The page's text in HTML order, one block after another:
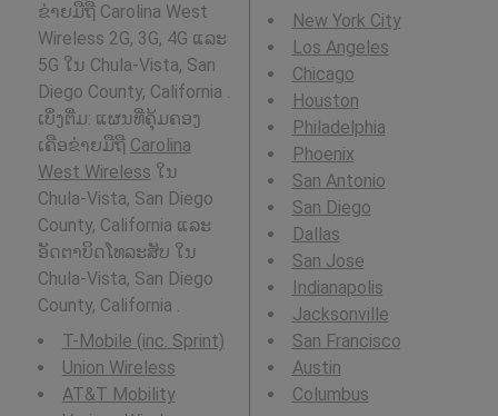
ຂ່າຍມືຖື Carolina West
Wireless 2G, 3G, 4G ແລະ
5G ໃນ Chula-Vista, San
Diego County, California .
ເບິ່ງຕື່ມ: ແຜນທີ່ຄຸ້ມຄອງ
ເຄືອຂ່າຍມືຖື Carolina
West Wireless ໃນ
Chula-Vista, San Diego
County, California ແລະ
ອັດຕາບິດໂທລະສັບ ໃນ
Chula-Vista, San Diego
County, California .
T-Mobile (inc. Sprint)
Union Wireless
AT&T Mobility
New York City
Los Angeles
Chicago
Houston
Philadelphia
Phoenix
San Antonio
San Diego
Dallas
San Jose
Indianapolis
Jacksonville
San Francisco
Austin
Columbus